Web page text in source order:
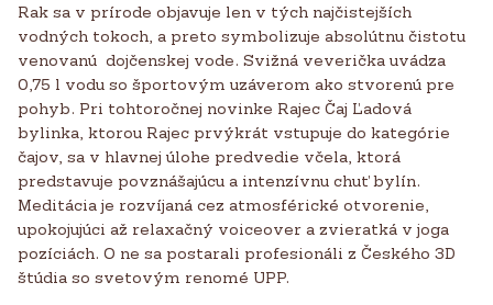
Rak sa v prírode objavuje len v tých najčistejších
vodných tokoch, a preto symbolizuje absolútnu čistotu
venovanú dojčenskej vode. Svižná veverička uvádza
0,75 l vodu so športovým uzáverom ako stvorenú pre
pohyb. Pri tohtoročnej novinke Rajec Čaj Ľadová
bylinka, ktorou Rajec prvýkrát vstupuje do kategórie
čajov, sa v hlavnej úlohe predvedie včela, ktorá
predstavuje povznášajúcu a intenzívnu chuť bylín.
Meditácia je rozvíjaná cez atmosférické otvorenie,
upokojujúci až relaxačný voiceover a zvieratká v joga
pozíciách. O ne sa postarali profesionáli z Českého 3D
štúdia so svetovým renomé UPP.